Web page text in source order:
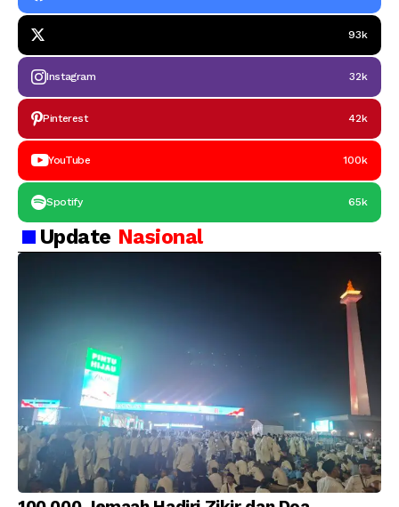
93k
Instagram 32k
Pinterest 42k
YouTube 100k
Spotify 65k
Update Nasional